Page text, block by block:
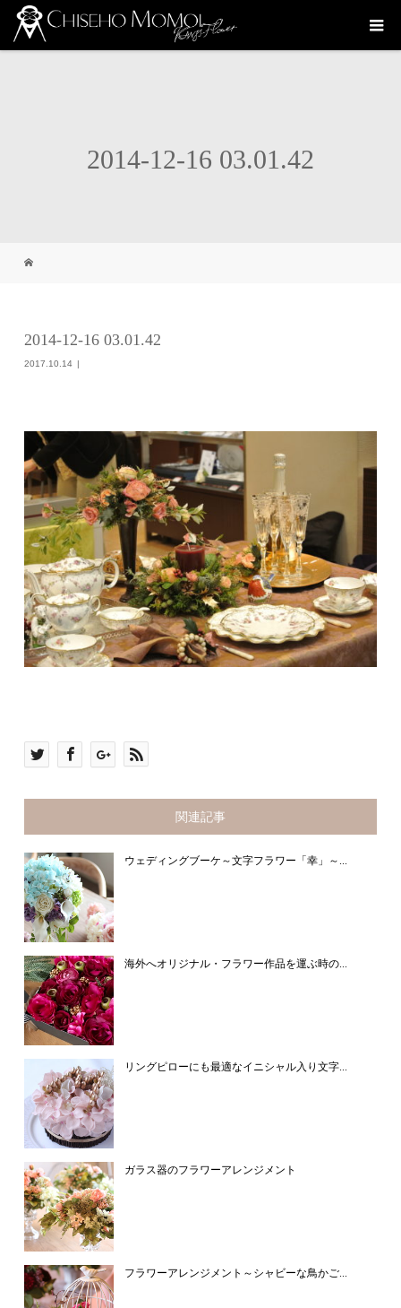
2014-12-16 03.01.42
2014-12-16 03.01.42
2017.10.14
関連記事
ウェディングブーケ～文字フラワー「幸」～...
海外へオリジナル・フラワー作品を運ぶ時の...
リングピローにも最適なイニシャル入り文字...
ガラス器のフラワーアレンジメント
フラワーアレンジメント～シャビーな鳥かご...